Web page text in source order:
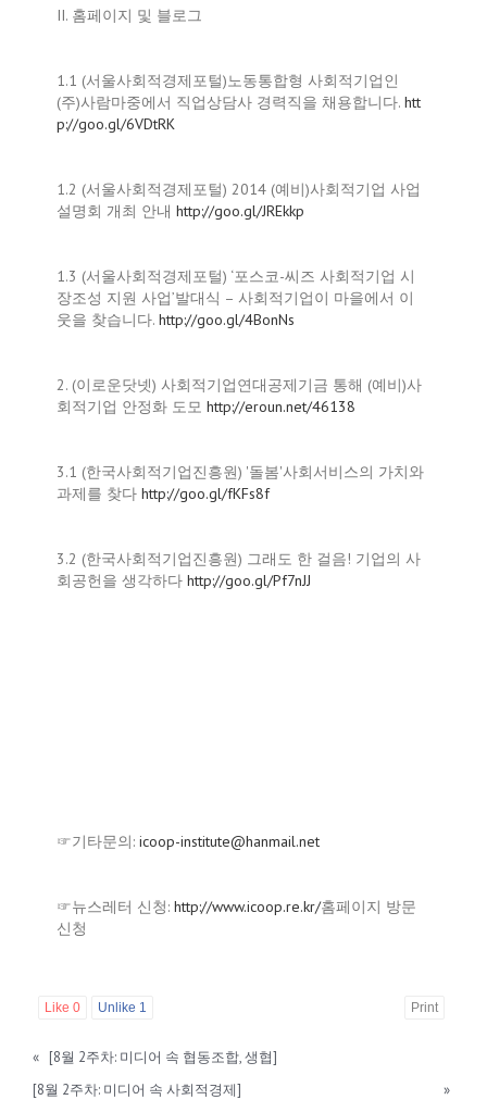
II. 홈페이지 및 블로그
1.1 (서울사회적경제포털)노동통합형 사회적기업인
(주)사람마중에서 직업상담사 경력직을 채용합니다. htt
p://goo.gl/6VDtRK
1.2 (서울사회적경제포털) 2014 (예비)사회적기업 사업
설명회 개최 안내 http://goo.gl/JREkkp
1.3 (서울사회적경제포털) ‘포스코-씨즈 사회적기업 시
장조성 지원 사업’발대식 – 사회적기업이 마을에서 이
웃을 찾습니다. http://goo.gl/4BonNs
2. (이로운닷넷) 사회적기업연대공제기금 통해 (예비)사
회적기업 안정화 도모 http://eroun.net/46138
3.1 (한국사회적기업진흥원) '돌봄'사회서비스의 가치와
과제를 찾다 http://goo.gl/fKFs8f
3.2 (한국사회적기업진흥원) 그래도 한 걸음! 기업의 사
회공헌을 생각하다 http://goo.gl/Pf7nJJ
☞기타문의: icoop-institute@hanmail.net
☞뉴스레터 신청: http://www.icoop.re.kr/홈페이지 방문
신청
Like 0 Unlike 1 Print
« [8월 2주차: 미디어 속 협동조합, 생협]
[8월 2주차: 미디어 속 사회적경제]
»